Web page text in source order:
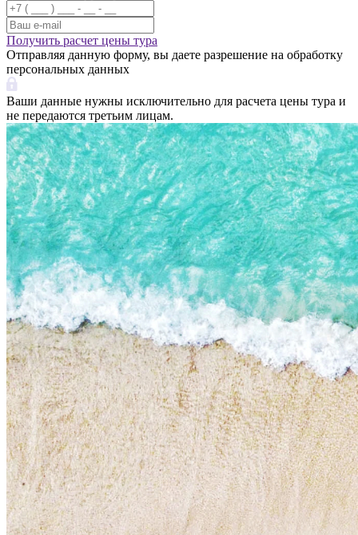
Получить расчет цены тура
Отправляя данную форму, вы даете разрешение на обработку
персональных данных
Ваши данные нужны исключительно для расчета цены тура и
не передаются третьим лицам.